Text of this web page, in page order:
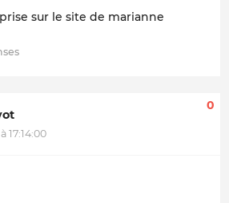
sur le site de marianne
17:14:00
0